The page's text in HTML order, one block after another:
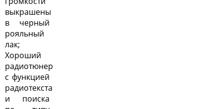
выкрашены
в черный
рояльный
лак;
Хороший
радиотюнер
с функцией
радиотекста
и поиска